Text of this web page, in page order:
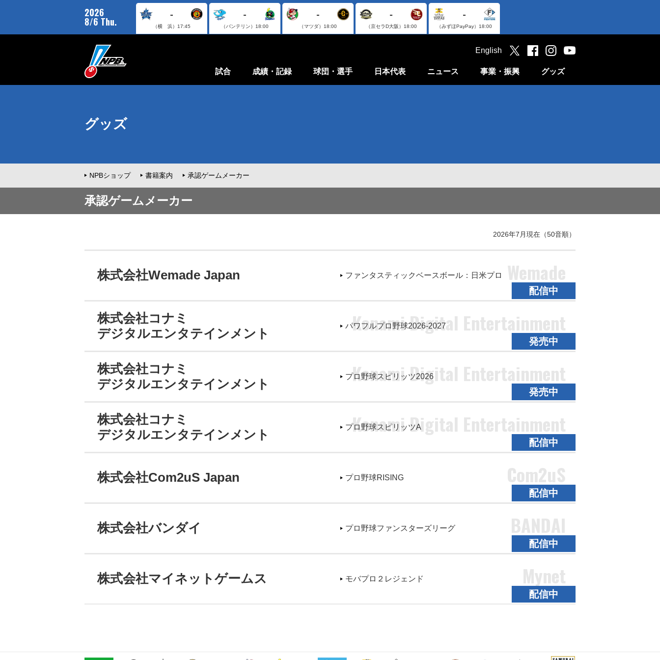
2026
8/6 Thu.
-
（横 浜） 17:45
-
（バンテリン） 18:00
-
（マツダ） 18:00
-
（京セラD大阪） 18:00
-
（みずほPayPay） 18:00
試合 成績・記録 球団・選手 日本代表 ニュース 事業・振興 グッズ
English
グッズ
NPBショップ 書籍案内 承認ゲームメーカー
承認ゲームメーカー
2026年7月現在（50音順）
Wemade
配信中
株式会社Wemade Japan ファンタスティックベースボール：日米プロ
Konami Digital Entertainment
発売中
株式会社コナミ
デジタルエンタテインメント
パワフルプロ野球2026-2027
Konami Digital Entertainment
発売中
株式会社コナミ
デジタルエンタテインメント
プロ野球スピリッツ2026
Konami Digital Entertainment
配信中
株式会社コナミ
デジタルエンタテインメント
プロ野球スピリッツA
Com2uS
配信中
株式会社Com2uS Japan プロ野球RISING
BANDAI
配信中
株式会社バンダイ プロ野球ファンスターズリーグ
Mynet
配信中
株式会社マイネットゲームス モバプロ２レジェンド